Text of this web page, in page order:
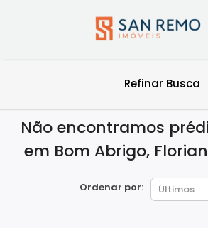
Refinar Busca
Não encontramos
em Bom Abrigo,
Ordenar por: